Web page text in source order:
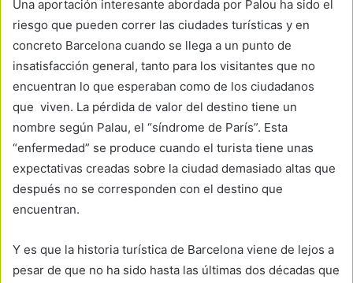
Una aportación interesante abordada por Palou ha sido el
riesgo que pueden correr las ciudades turísticas y en
concreto Barcelona cuando se llega a un punto de
insatisfacción general, tanto para los visitantes que no
encuentran lo que esperaban como de los ciudadanos
que viven. La pérdida de valor del destino tiene un
nombre según Palau, el “síndrome de París”. Esta
“enfermedad” se produce cuando el turista tiene unas
expectativas creadas sobre la ciudad demasiado altas que
después no se corresponden con el destino que
encuentran.
Y es que la historia turística de Barcelona viene de lejos a
pesar de que no ha sido hasta las últimas dos décadas que